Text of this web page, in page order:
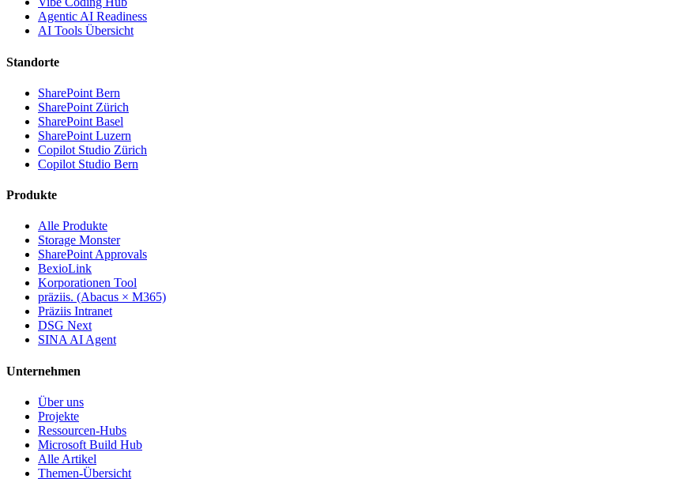
Agentic AI Readiness
AI Tools Übersicht
Standorte
SharePoint Bern
SharePoint Zürich
SharePoint Basel
SharePoint Luzern
Copilot Studio Zürich
Copilot Studio Bern
Produkte
Alle Produkte
Storage Monster
SharePoint Approvals
BexioLink
Korporationen Tool
präziis. (Abacus × M365)
Präziis Intranet
DSG Next
SINA AI Agent
Unternehmen
Über uns
Projekte
Ressourcen-Hubs
Microsoft Build Hub
Alle Artikel
Themen-Übersicht